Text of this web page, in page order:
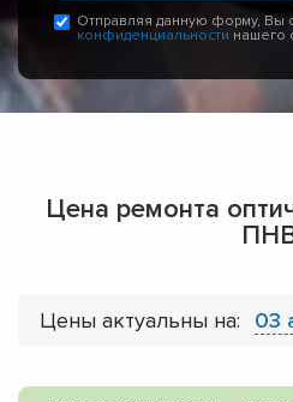
Отправляя данную форму, Вы
конфиденциальности нашего
Цена ремонта
Цены актуальны на: 03